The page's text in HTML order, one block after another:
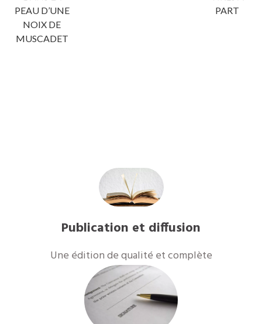
PEAU D’UNE
NOIX DE
MUSCADET
PART
Publication et diffusion
Une édition de qualité et complète